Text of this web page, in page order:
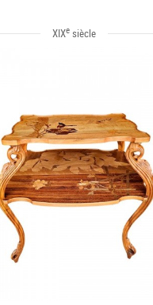
XIXesiècle